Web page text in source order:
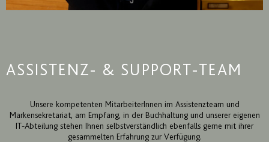
ASSISTENZ- & SUPPORT-TEAM
Unsere kompetenten MitarbeiterInnen im Assistenzteam und
Markensekretariat, am Empfang, in der Buchhaltung und unserer eigenen
IT-Abteilung stehen Ihnen selbstverständlich ebenfalls gerne mit ihrer
gesammelten Erfahrung zur Verfügung.